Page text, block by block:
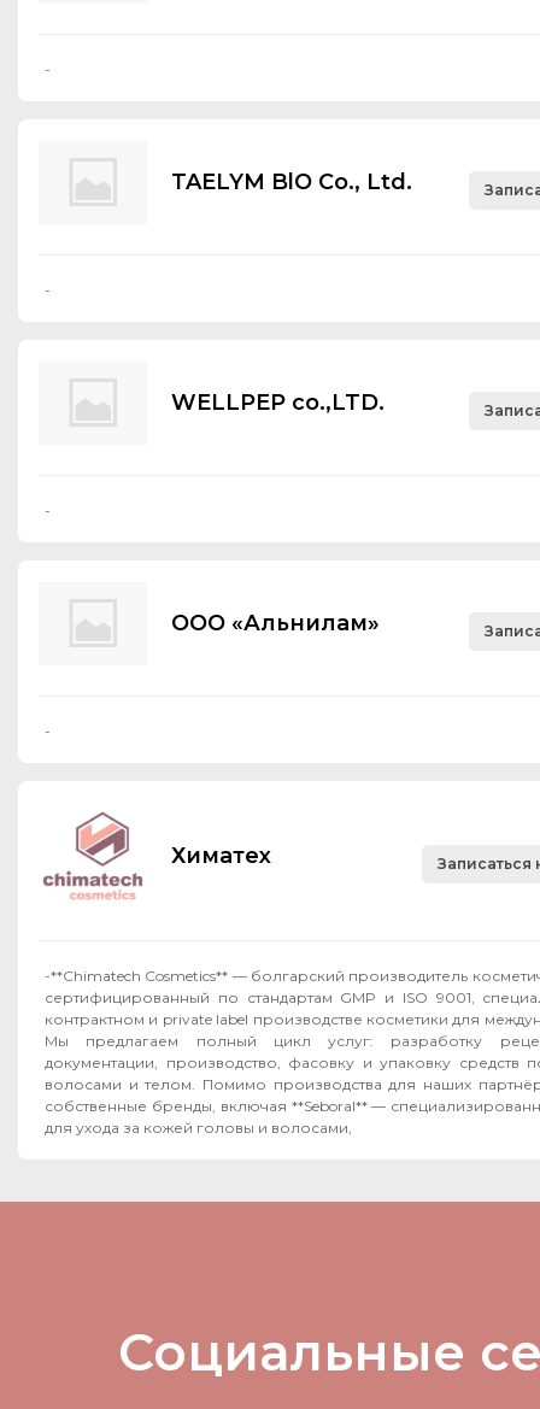
-
TAELYM BlO Со., Ltd.
-
WELLPEP co.,LTD.
-
ООО «Альнилам»
-
Химатех Записаться
-**Chimatech Cosmetics** — болгарский производитель
сертифицированный по стандартам GMP и ISO 9001,
контрактном и private label производстве косметики для
Мы предлагаем полный цикл услуг: разработку
документации, производство, фасовку и упаковку средств
волосами и телом. Помимо производства для наших партнёров, мы развиваем
собственные бренды, включая **Seboral** —
для ухода за кожей головы и волосами,
Социальные